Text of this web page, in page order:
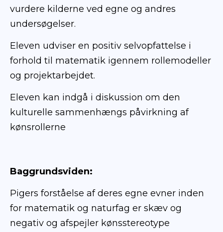
vurdere kilderne ved egne og andres
undersøgelser.
Eleven udviser en positiv selvopfattelse i
forhold til matematik igennem rollemodeller
og projektarbejdet.
Eleven kan indgå i diskussion om den
kulturelle sammenhængs påvirkning af
kønsrollerne
Baggrundsviden:
Pigers forståelse af deres egne evner inden
for matematik og naturfag er skæv og
negativ og afspejler kønsstereotype